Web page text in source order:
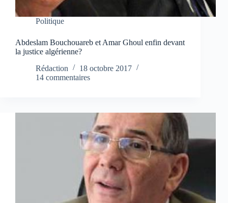
Politique
Abdeslam Bouchouareb et Amar Ghoul enfin devant
la justice algérienne?
Rédaction
18 octobre 2017
14 commentaires